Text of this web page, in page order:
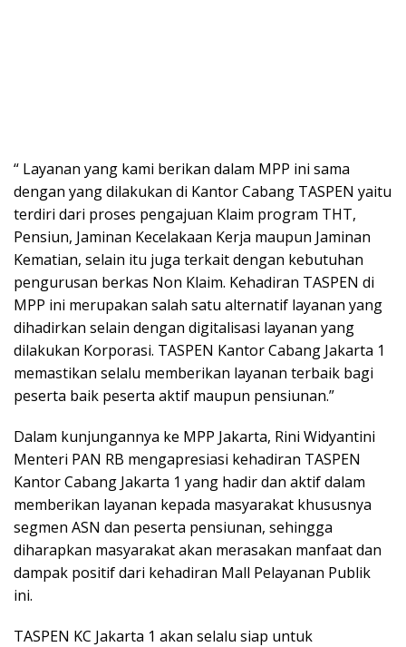
“ Layanan yang kami berikan dalam MPP ini sama
dengan yang dilakukan di Kantor Cabang TASPEN yaitu
terdiri dari proses pengajuan Klaim program THT,
Pensiun, Jaminan Kecelakaan Kerja maupun Jaminan
Kematian, selain itu juga terkait dengan kebutuhan
pengurusan berkas Non Klaim. Kehadiran TASPEN di
MPP ini merupakan salah satu alternatif layanan yang
dihadirkan selain dengan digitalisasi layanan yang
dilakukan Korporasi. TASPEN Kantor Cabang Jakarta 1
memastikan selalu memberikan layanan terbaik bagi
peserta baik peserta aktif maupun pensiunan.”
Dalam kunjungannya ke MPP Jakarta, Rini Widyantini
Menteri PAN RB mengapresiasi kehadiran TASPEN
Kantor Cabang Jakarta 1 yang hadir dan aktif dalam
memberikan layanan kepada masyarakat khususnya
segmen ASN dan peserta pensiunan, sehingga
diharapkan masyarakat akan merasakan manfaat dan
dampak positif dari kehadiran Mall Pelayanan Publik
ini.
TASPEN KC Jakarta 1 akan selalu siap untuk